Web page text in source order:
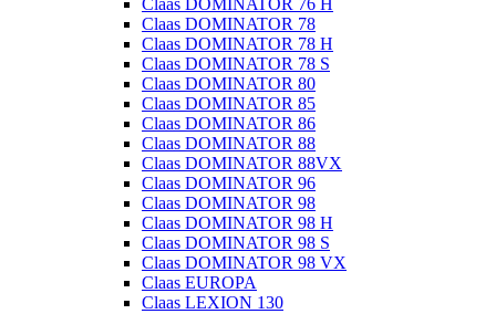
Claas DOMINATOR 76 H
Claas DOMINATOR 78
Claas DOMINATOR 78 H
Claas DOMINATOR 78 S
Claas DOMINATOR 80
Claas DOMINATOR 85
Claas DOMINATOR 86
Claas DOMINATOR 88
Claas DOMINATOR 88VX
Claas DOMINATOR 96
Claas DOMINATOR 98
Claas DOMINATOR 98 H
Claas DOMINATOR 98 S
Claas DOMINATOR 98 VX
Claas EUROPA
Claas LEXION 130